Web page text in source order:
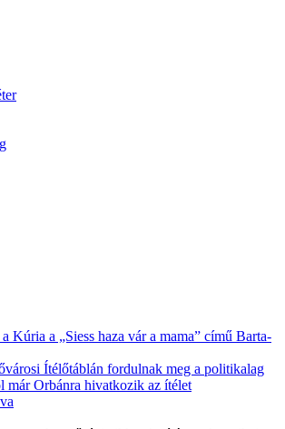
Kúria a „Siess haza vár a mama” című Barta-
Ítélőtáblán fordulnak meg a politikalag
már Orbánra hivatkozik az ítélet